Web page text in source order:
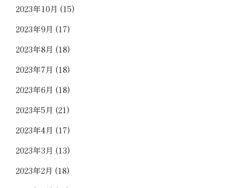
2023年10月 (15)
2023年9月 (17)
2023年8月 (18)
2023年7月 (18)
2023年6月 (18)
2023年5月 (21)
2023年4月 (17)
2023年3月 (13)
2023年2月 (18)